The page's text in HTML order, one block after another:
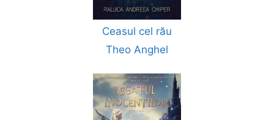
Ceasul cel rău
Theo Anghel